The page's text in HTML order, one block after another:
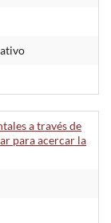
a través de
para acercar la